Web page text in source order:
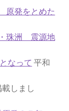
判長 そして
inかわさき
ウンinかわさ
発をとめた
珠洲 震源地
なって 平和
しまし